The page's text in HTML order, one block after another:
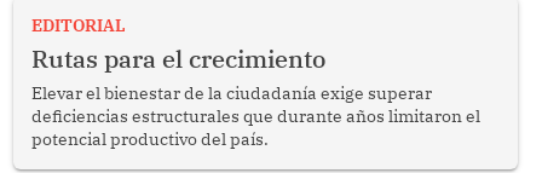
EDITORIAL
Rutas para el crecimiento
Elevar el bienestar de la ciudadanía exige superar
deficiencias estructurales que durante años limitaron el
potencial productivo del país.